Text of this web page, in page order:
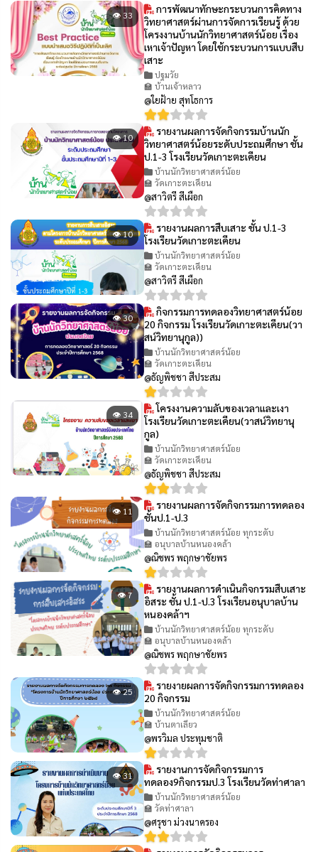
👁 33
การพัฒนาทักษะกระบวนการคิดทาง
วิทยาศาสตร์ผ่านการจัดการเรียนรู้ ด้วย
โครงงานบ้านนักวิทยาศาสตร์น้อย เรื่อง
เหาเจ้าปัญหา โดยใช้กระบวนการแบบสืบ
เสาะ
ปฐมวัย
🏫 บ้านเจ้าหลาว
@ใยฝ้าย สุทโธการ
👁 10
รายงานผลการจัดกิจกรรมบ้านนัก
วิทยาศาสตร์น้อยระดับประถมศึกษา ชั้น
ป.1-3 โรงเรียนวัดเกาะตะเคียน
บ้านนักวิทยาศาสตร์น้อย
🏫 วัดเกาะตะเคียน
@สาวิตรี สีเผือก
👁 10
รายงานผลการสืบเสาะ ชั้น ป.1-3
โรงเรียนวัดเกาะตะเคียน
บ้านนักวิทยาศาสตร์น้อย
🏫 วัดเกาะตะเคียน
@สาวิตรี สีเผือก
👁 30
กิจกรรมการทดลองวิทยาศาสตร์น้อย
20 กิจกรรม โรงเรียนวัดเกาะตะเคียน(วา
สน์วิทยานุกูล))
บ้านนักวิทยาศาสตร์น้อย
🏫 วัดเกาะตะเคียน
@ธัญพิชชา สีประสม
👁 34
โครงงานความลับของเวลาและเงา
โรงเรียนวัดเกาะตะเคียน(วาสน์วิทยานุ
กูล)
บ้านนักวิทยาศาสตร์น้อย
🏫 วัดเกาะตะเคียน
@ธัญพิชชา สีประสม
👁 11
รายงานผลการจัดกิจกรรมการทดลอง
ชั้นป.1-ป.3
บ้านนักวิทยาศาสตร์น้อย ทุกระดับ
🏫 อนุบาลบ้านหนองคล้า
@ณิชพร พฤกษาชัยพร
👁 7
รายงานผลการดำเนินกิจกรรมสืบเสาะ
อิสระ ชั้น ป.1-ป.3 โรงเรียนอนุบาลบ้าน
หนองคล้าฯ
บ้านนักวิทยาศาสตร์น้อย ทุกระดับ
🏫 อนุบาลบ้านหนองคล้า
@ณิชพร พฤกษาชัยพร
👁 25
รายงายผลการจัดกิจกรรมการทดลอง
20 กิจกรรม
บ้านนักวิทยาศาสตร์น้อย
🏫 บ้านตาเลียว
@พรวิมล ประทุมชาติ
👁 31
รายงานการจัดกิจกรรมการ
ทดลอง9กิจกรรมป.3 โรงเรียนวัดท่าศาลา
บ้านนักวิทยาศาสตร์น้อย
🏫 วัดท่าศาลา
@ศรุชา ม่วงนาครอง